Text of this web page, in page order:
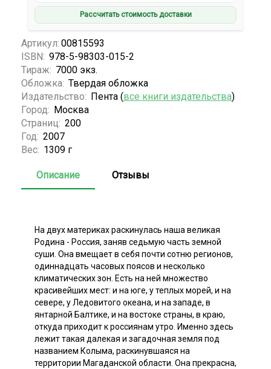
Рассчитать стоимость доставки
Артикул: 00815593
ISBN: 978-5-98303-015-2
Тираж: 7000 экз.
Обложка: Твердая обложка
Издательство: Пента (все книги издательства)
Город: Москва
Страниц: 200
Год: 2007
Вес: 1309 г
Описание Отзывы
На двух материках раскинулась наша великая
Родина - Россия, заняв седьмую часть земной
суши. Она вмещает в себя почти сотню регионов,
одиннадцать часовых поясов и несколько
климатических зон. Есть на ней множество
красивейших мест: и на юге, у теплых морей, и на
севере, у Ледовитого океана, и на западе, в
янтарной Балтике, и на востоке страны, в краю,
откуда приходит к россиянам утро. Именно здесь
лежит такая далекая и загадочная земля под
названием Колыма, раскинувшаяся на
территории Магаданской области. Она прекрасна,